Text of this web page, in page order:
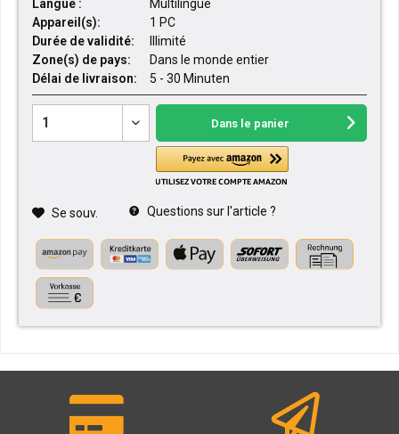
Langue :
Multilingue
Appareil(s):
1 PC
Durée de validité:
Illimité
Zone(s) de pays:
Dans le monde entier
Délai de livraison:
5 - 30 Minuten
Dans le panier
Se souv. Questions sur l'article ?